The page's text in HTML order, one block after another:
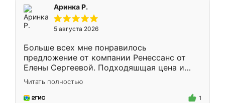
Аринка Р.
5 августа 2026
Больше всех мне понравилось
предложение от компании Ренессанс от
Елены Сергеевой. Подходяшщая цена и
короткие сроки изготовления. Приехавший
для замера сотрудник Владислав
предложил по моему эскизу самый
Читать полностью
1